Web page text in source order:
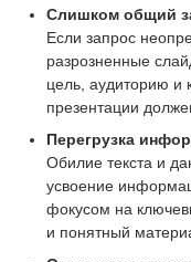
Слишком общий
Если запрос
разрозненные
цель, аудиторию
презентации
Перегрузка
Обилие текста и
усвоение
фокусом на
и понятный